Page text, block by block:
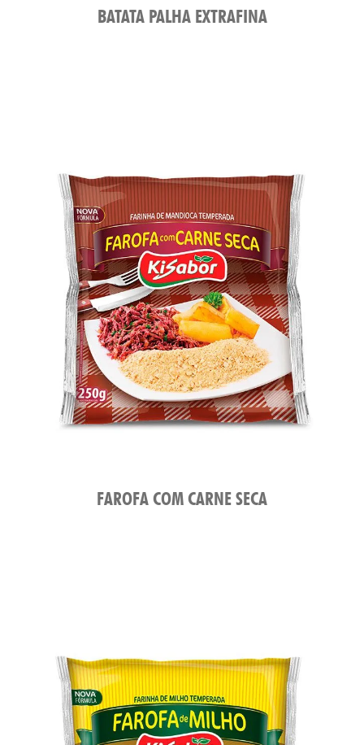
BATATA PALHA EXTRAFINA
FAROFA COM CARNE SECA